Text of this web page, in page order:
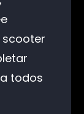
todos